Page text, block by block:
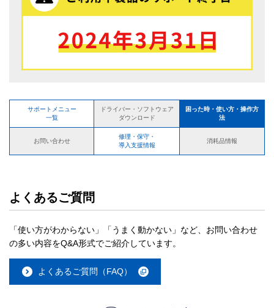
サポートメニュー
一覧
ドライバー・ソフトウェア
ダウンロード
困った時・使い方・操作方
法
お問い合わせ
修理・保守・
導入支援情報
消耗品情報
よくあるご質問
「使い方がわからない」「うまく動かない」など、お問い合わせ
の多い内容をQ&A形式でご紹介しています。
よくあるご質問（FAQ）